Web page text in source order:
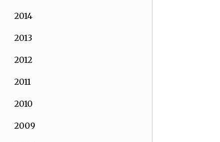
2014
2013
2012
2011
2010
2009